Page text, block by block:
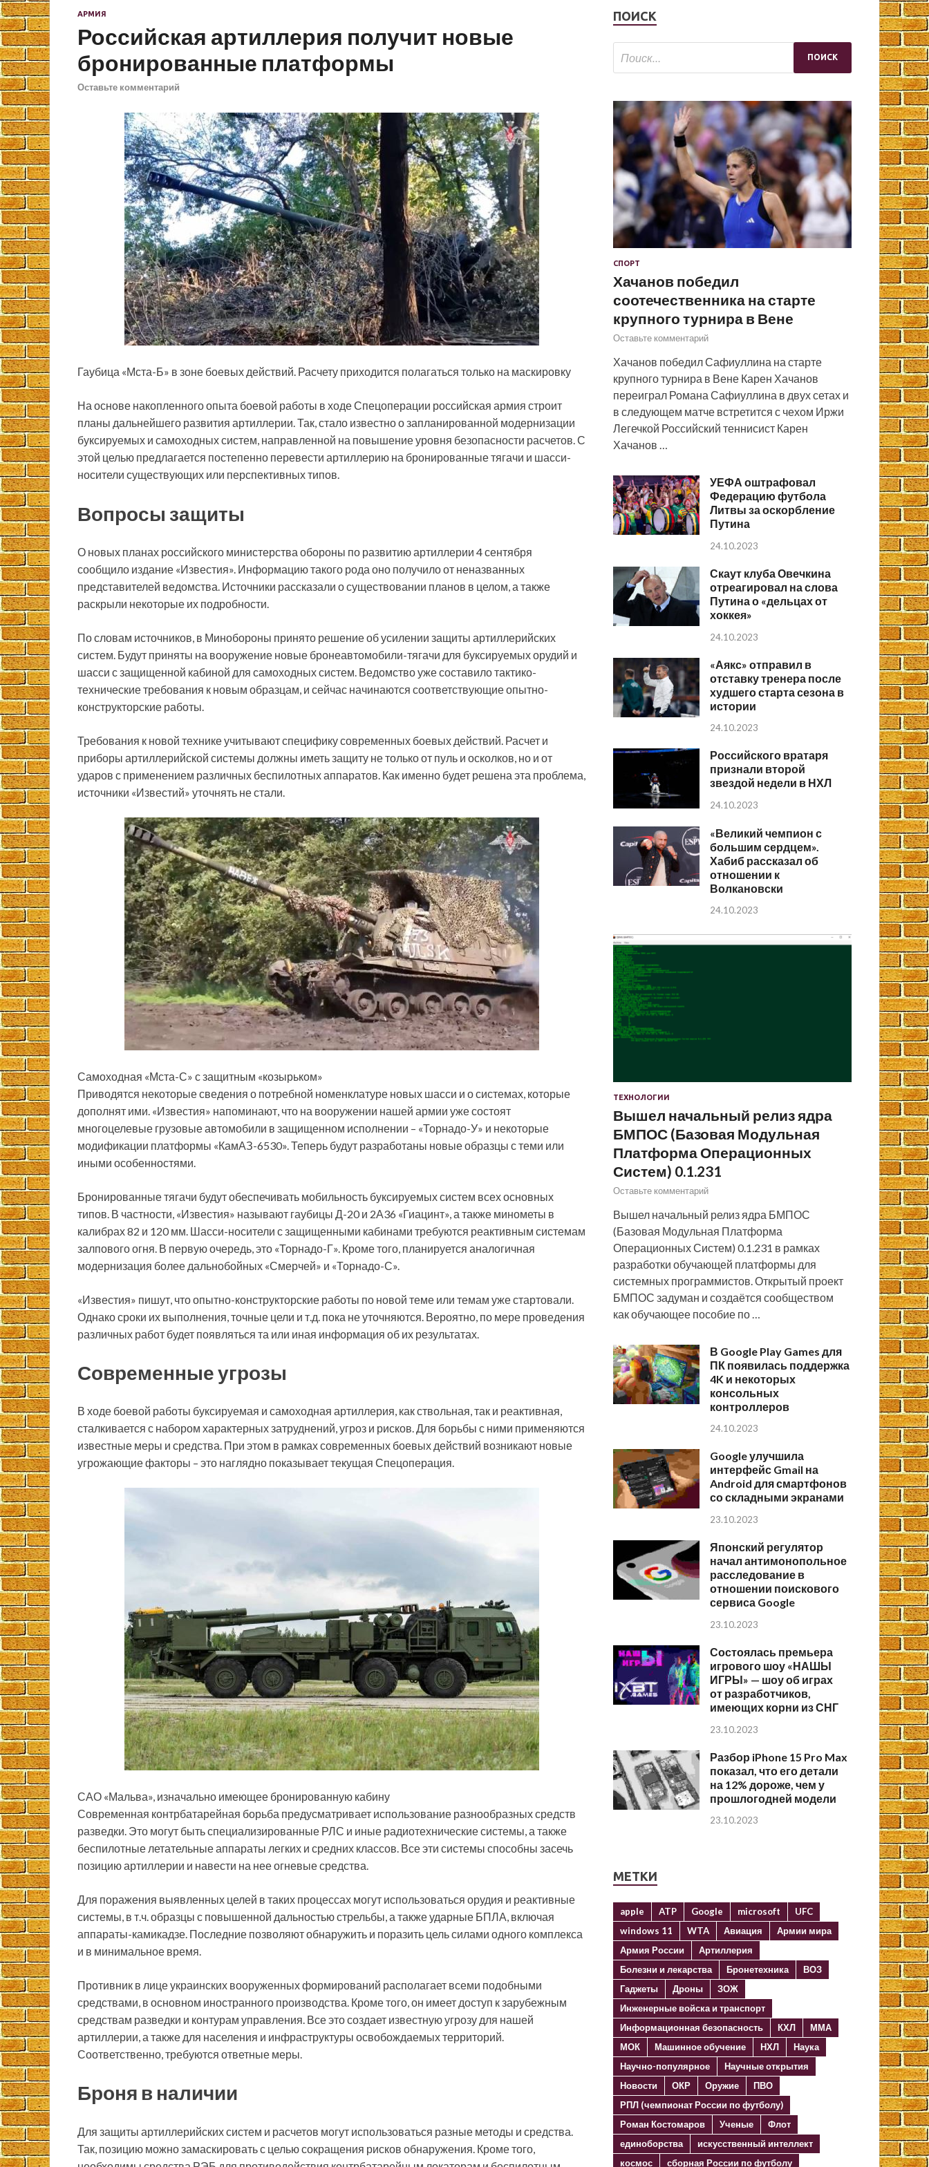
АРМИЯ
Российская артиллерия получит новые
бронированные платформы
Оставьте комментарий
Гаубица «Мста-Б» в зоне боевых действий. Расчету приходится полагаться только на маскировку
На основе накопленного опыта боевой работы в ходе Спецоперации российская армия строит
планы дальнейшего развития артиллерии. Так, стало известно о запланированной модернизации
буксируемых и самоходных систем, направленной на повышение уровня безопасности расчетов. С
этой целью предлагается постепенно перевести артиллерию на бронированные тягачи и шасси-
носители существующих или перспективных типов.
Вопросы защиты
О новых планах российского министерства обороны по развитию артиллерии 4 сентября
сообщило издание «Известия». Информацию такого рода оно получило от неназванных
представителей ведомства. Источники рассказали о существовании планов в целом, а также
раскрыли некоторые их подробности.
По словам источников, в Минобороны принято решение об усилении защиты артиллерийских
систем. Будут приняты на вооружение новые бронеавтомобили-тягачи для буксируемых орудий и
шасси с защищенной кабиной для самоходных систем. Ведомство уже составило тактико-
технические требования к новым образцам, и сейчас начинаются соответствующие опытно-
конструкторские работы.
Требования к новой технике учитывают специфику современных боевых действий. Расчет и
приборы артиллерийской системы должны иметь защиту не только от пуль и осколков, но и от
ударов с применением различных беспилотных аппаратов. Как именно будет решена эта проблема,
источники «Известий» уточнять не стали.
Самоходная «Мста-С» с защитным «козырьком»
Приводятся некоторые сведения о потребной номенклатуре новых шасси и о системах, которые
дополнят ими. «Известия» напоминают, что на вооружении нашей армии уже состоят
многоцелевые грузовые автомобили в защищенном исполнении – «Торнадо-У» и некоторые
модификации платформы «КамАЗ-6530». Теперь будут разработаны новые образцы с теми или
иными особенностями.
Бронированные тягачи будут обеспечивать мобильность буксируемых систем всех основных
типов. В частности, «Известия» называют гаубицы Д-20 и 2А36 «Гиацинт», а также минометы в
калибрах 82 и 120 мм. Шасси-носители с защищенными кабинами требуются реактивным системам
залпового огня. В первую очередь, это «Торнадо-Г». Кроме того, планируется аналогичная
модернизация более дальнобойных «Смерчей» и «Торнадо-С».
«Известия» пишут, что опытно-конструкторские работы по новой теме или темам уже стартовали.
Однако сроки их выполнения, точные цели и т.д. пока не уточняются. Вероятно, по мере проведения
различных работ будет появляться та или иная информация об их результатах.
Современные угрозы
В ходе боевой работы буксируемая и самоходная артиллерия, как ствольная, так и реактивная,
сталкивается с набором характерных затруднений, угроз и рисков. Для борьбы с ними применяются
известные меры и средства. При этом в рамках современных боевых действий возникают новые
угрожающие факторы – это наглядно показывает текущая Спецоперация.
САО «Мальва», изначально имеющее бронированную кабину
Современная контрбатарейная борьба предусматривает использование разнообразных средств
разведки. Это могут быть специализированные РЛС и иные радиотехнические системы, а также
беспилотные летательные аппараты легких и средних классов. Все эти системы способны засечь
позицию артиллерии и навести на нее огневые средства.
Для поражения выявленных целей в таких процессах могут использоваться орудия и реактивные
системы, в т.ч. образцы с повышенной дальностью стрельбы, а также ударные БПЛА, включая
аппараты-камикадзе. Последние позволяют обнаружить и поразить цель силами одного комплекса
и в минимальное время.
Противник в лице украинских вооруженных формирований располагает всеми подобными
средствами, в основном иностранного производства. Кроме того, он имеет доступ к зарубежным
средствам разведки и контурам управления. Все это создает известную угрозу для нашей
артиллерии, а также для населения и инфраструктуры освобождаемых территорий.
Соответственно, требуются ответные меры.
Броня в наличии
Для защиты артиллерийских систем и расчетов могут использоваться разные методы и средства.
Так, позицию можно замаскировать с целью сокращения рисков обнаружения. Кроме того,
ПОИСК
СПОРТ
Хачанов победил
соотечественника на старте
крупного турнира в Вене
Оставьте комментарий
Хачанов победил Сафиуллина на старте
крупного турнира в Вене Карен Хачанов
переиграл Романа Сафиуллина в двух сетах и
в следующем матче встретится с чехом Иржи
Легечкой Российский теннисист Карен
Хачанов …
УЕФА оштрафовал
Федерацию футбола
Литвы за оскорбление
Путина
24.10.2023
Скаут клуба Овечкина
отреагировал на слова
Путина о «дельцах от
хоккея»
24.10.2023
«Аякс» отправил в
отставку тренера после
худшего старта сезона в
истории
24.10.2023
Российского вратаря
признали второй
звездой недели в НХЛ
24.10.2023
«Великий чемпион с
большим сердцем».
Хабиб рассказал об
отношении к
Волкановски
24.10.2023
ТЕХНОЛОГИИ
Вышел начальный релиз ядра
БМПОС (Базовая Модульная
Платформа Операционных
Систем) 0.1.231
Оставьте комментарий
Вышел начальный релиз ядра БМПОС
(Базовая Модульная Платформа
Операционных Систем) 0.1.231 в рамках
разработки обучающей платформы для
системных программистов. Открытый проект
БМПОС задуман и создаётся сообществом
как обучающее пособие по …
В Google Play Games для
ПК появилась поддержка
4K и некоторых
консольных
контроллеров
24.10.2023
Google улучшила
интерфейс Gmail на
Android для смартфонов
со складными экранами
23.10.2023
Японский регулятор
начал антимонопольное
расследование в
отношении поискового
сервиса Google
23.10.2023
Состоялась премьера
игрового шоу «НАШЫ
ИГРЫ» — шоу об играх
от разработчиков,
имеющих корни из СНГ
23.10.2023
Разбор iPhone 15 Pro Max
показал, что его детали
на 12% дороже, чем у
прошлогодней модели
23.10.2023
МЕТКИ
apple ATP Google microsoft
UFC
windows 11
WTA Авиация
Армии мира
Армия России
Артиллерия
Болезни и лекарства
Бронетехника
ВОЗ
Гаджеты
Дроны
ЗОЖ
Инженерные войска и транспорт
Информационная безопасность
КХЛ
ММА
МОК
Машинное обучение НХЛ
Наука
Научно-популярное
Научные открытия
Новости
ОКР Оружие
ПВО
РПЛ (чемпионат России по футболу)
Роман Костомаров
Ученые
Флот
единоборства
искусственный интеллект
космос
сборная России по футболу